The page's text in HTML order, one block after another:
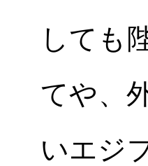
しても
てや、
いエジ